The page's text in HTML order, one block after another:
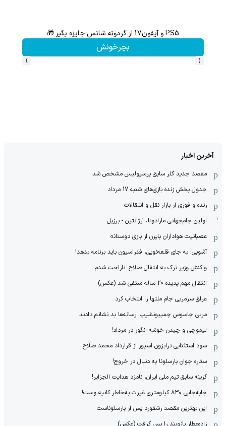
ثبت نام کن؛خرید کن؛نقره ببر
‹
›
آخرین اخبار
مقصد جدید گلر سابق پرسپولیس مشخص شد
جدول پخش زنده بازی‌های شنبه 17 مرداد
زنده و فوری از بازار نقل و انتقالات
اولین جام‌جهانی مارادونا، آرژانتین - برزیل
عصبانیت هواداران بایرن از بازی دوستانه
آشوبی: به جای قلعه‌نویی، فدراسیون باید برنامه بدهد!
واکنش وزیر ترک به انتقال صلاح: ناراحت شدم
انتقال مهم پدیده 20 ساله منتفی شد (عکس)
عراق سرمربی جام ملتها را انتخاب کرد
مربی جاسوس چمپیونشیپ: رسانه‌ها بد نشانم دادند
لیموچی و چیدن خوشه انگور در مرداد!
سود استثنایی ترابزون اسپور از قرارداد محمد صلاح
ستاره جوان بارسلونا به دنبال در خروج!
گزینه سابق تیم ملی ایران، نامزد هدایت الجزایر!
جابه‌جایی ۸۳۰ کیلومتری غیرت به‌خاطر کانیه وست!
این بهترین مقصد رشفورد پس از بارسلوناست
زاده‌عطار بازوبند را پس گرفت (عکس)